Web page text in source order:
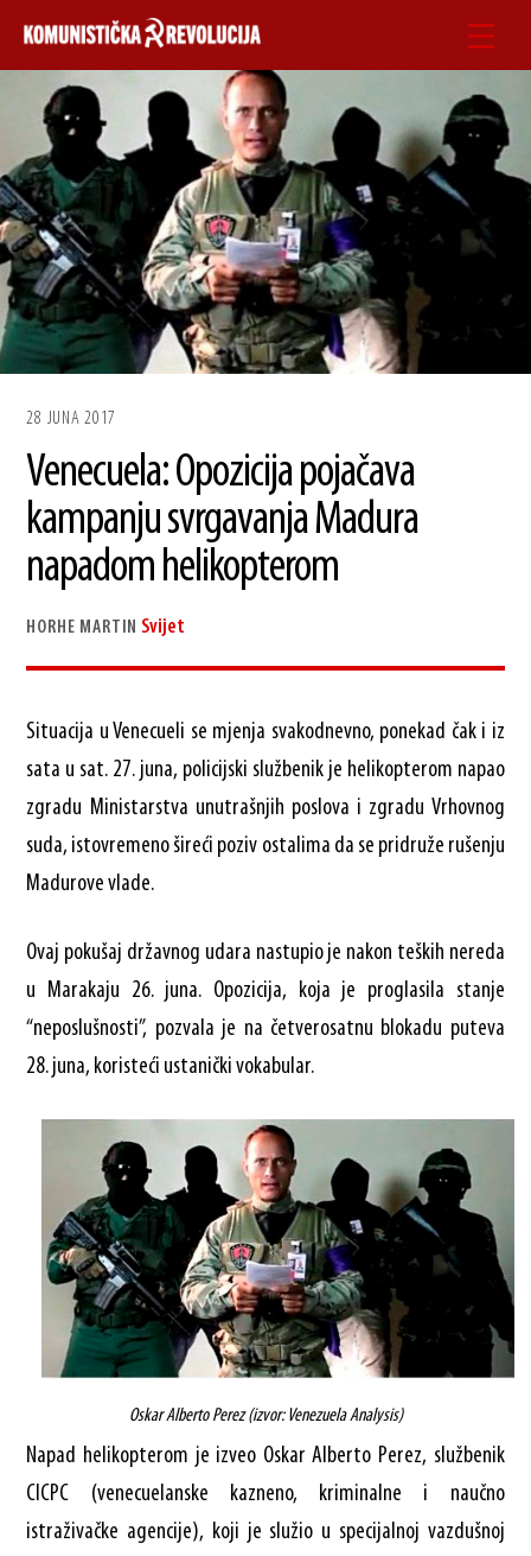
content
28 JUNA 2017
Venecuela: Opozicija pojačava
kampanju svrgavanja Madura
napadom helikopterom
HORHE MARTIN Svijet
Situacija u Venecueli se mjenja svakodnevno, ponekad čak i iz
sata u sat. 27. juna, policijski službenik je helikopterom napao
zgradu Ministarstva unutrašnjih poslova i zgradu Vrhovnog
suda, istovremeno šireći poziv ostalima da se pridruže rušenju
Madurove vlade.
Ovaj pokušaj državnog udara nastupio je nakon teških nereda
u Marakaju 26. juna. Opozicija, koja je proglasila stanje
“neposlušnosti”, pozvala je na četverosatnu blokadu puteva
28. juna, koristeći ustanički vokabular.
Oskar Alberto Perez (izvor: Venezuela Analysis)
Napad helikopterom je izveo Oskar Alberto Perez, službenik
CICPC (venecuelanske kazneno, kriminalne i naučno
istraživačke agencije), koji je služio u specijalnoj vazdušnoj